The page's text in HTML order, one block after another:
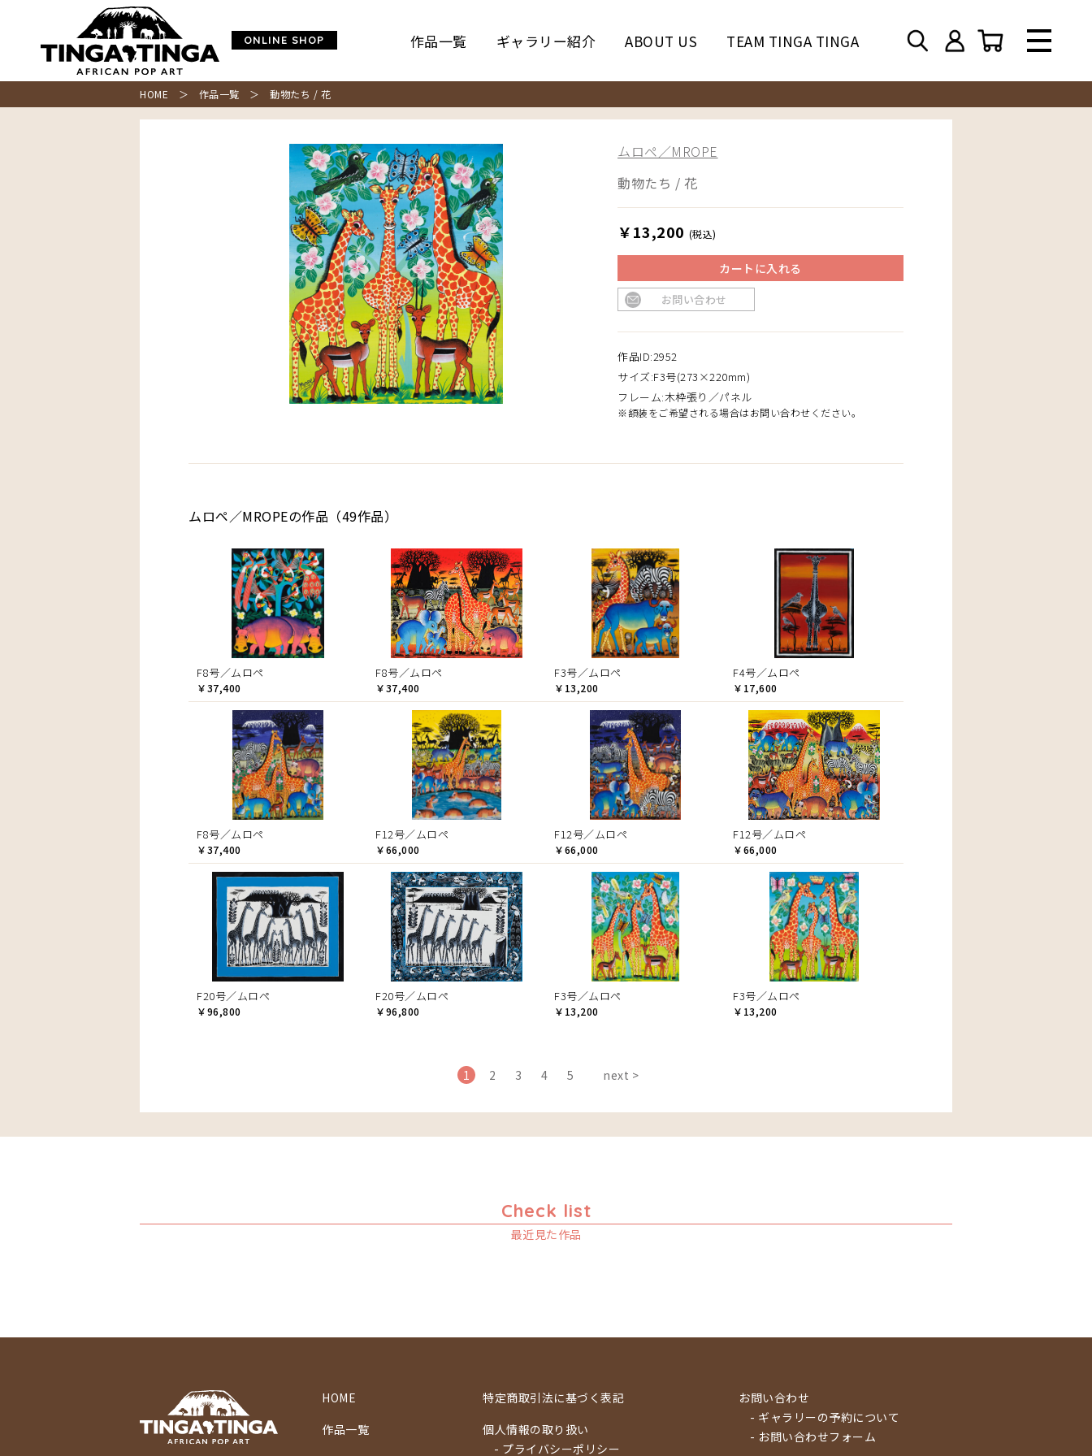
ONLINE SHOP 作品一覧 ギャラリー紹介 ABOUT US TEAM TINGA TINGA
HOME ＞ 作品一覧 ＞ 動物たち / 花
ムロペ／MROPE
動物たち / 花
￥13,200 (税込)
カートに入れる
お問い合わせ
作品ID:2952
サイズ:F3号(273×220mm)
フレーム:木枠張り／パネル
※額装をご希望される場合はお問い合わせください。
ムロペ／MROPEの作品（49作品）
F8号／ムロペ
￥37,400
F8号／ムロペ
￥37,400
F3号／ムロペ
￥13,200
F4号／ムロペ
￥17,600
F8号／ムロペ
￥37,400
F12号／ムロペ
￥66,000
F12号／ムロペ
￥66,000
F12号／ムロペ
￥66,000
F20号／ムロペ
￥96,800
F20号／ムロペ
￥96,800
F3号／ムロペ
￥13,200
F3号／ムロペ
￥13,200
1 2 3 4 5 next >
Check list
最近見た作品
HOME
作品一覧
特定商取引法に基づく表記
個人情報の取り扱い
- プライバシーポリシー
お問い合わせ
- ギャラリーの予約について
- お問い合わせフォーム